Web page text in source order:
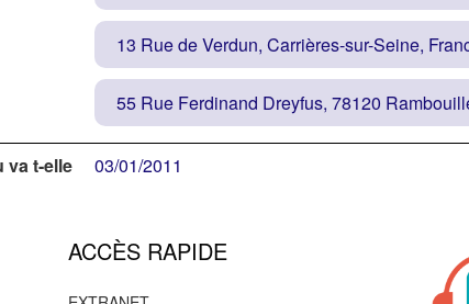
13 Rue de Verdun, Carrières-sur-Seine,
55 Rue Ferdinand Dreyfus, 78120
va t-elle
03/01/2011
action ?
Permettre aux malades et aux personnes en
physique et sportive en proposant des cours
ACCÈS RAPIDE